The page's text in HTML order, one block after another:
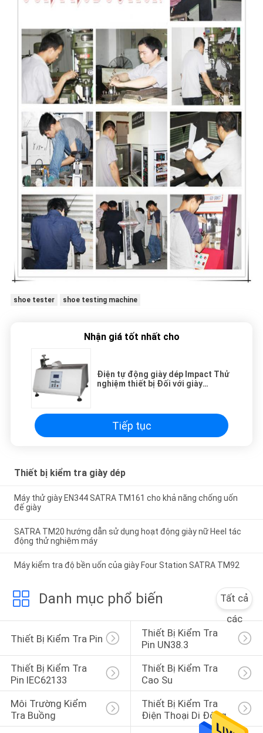
shoe tester shoe testing machine
Nhận giá tốt nhất cho
Điện tự động giày dép Impact Thử
nghiệm thiết bị Đối với giày
Tiếp tục
Thiết bị kiểm tra giày dép
Máy thử giày EN344 SATRA TM161 cho khả năng chống uốn
đế giày
SATRA TM20 hướng dẫn sử dụng hoạt động giày nữ Heel tác
động thử nghiệm máy
Máy kiểm tra độ bền uốn của giày Four Station SATRA TM92
Danh mục phổ biến
Tất cả
các
Thiết Bị Kiểm Tra Pin
Thiết Bị Kiểm Tra
Pin UN38.3
Thiết Bị Kiểm Tra
Pin IEC62133
Thiết Bị Kiểm Tra
Cao Su
Môi Trường Kiểm
Tra Buồng
Thiết Bị Kiểm Tra
Điện Thoại Di Động